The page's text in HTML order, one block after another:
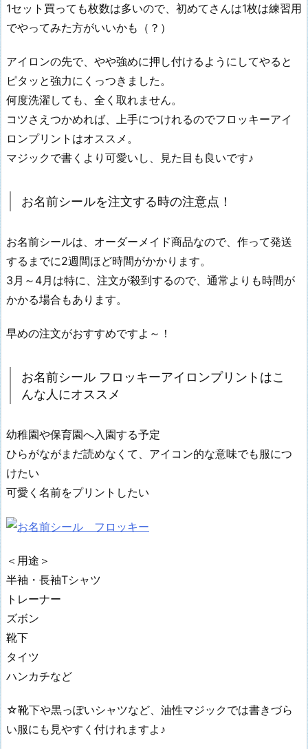
1セット買っても枚数は多いので、初めてさんは1枚は練習用
でやってみた方がいいかも（？）
アイロンの先で、やや強めに押し付けるようにしてやると
ピタッと強力にくっつきました。
何度洗濯しても、全く取れません。
コツさえつかめれば、上手につけれるのでフロッキーアイ
ロンプリントはオススメ。
マジックで書くより可愛いし、見た目も良いです♪
お名前シールを注文する時の注意点！
お名前シールは、オーダーメイド商品なので、作って発送
するまでに2週間ほど時間がかかります。
3月～4月は特に、注文が殺到するので、通常よりも時間が
かかる場合もあります。
早めの注文がおすすめですよ～！
お名前シール フロッキーアイロンプリントはこ
んな人にオススメ
幼稚園や保育園へ入園する予定
ひらがながまだ読めなくて、アイコン的な意味でも服につ
けたい
可愛く名前をプリントしたい
＜用途＞
半袖・長袖Tシャツ
トレーナー
ズボン
靴下
タイツ
ハンカチなど
☆靴下や黒っぽいシャツなど、油性マジックでは書きづら
い服にも見やすく付けれますよ♪